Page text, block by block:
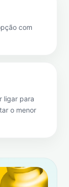
com
ligar para
o menor